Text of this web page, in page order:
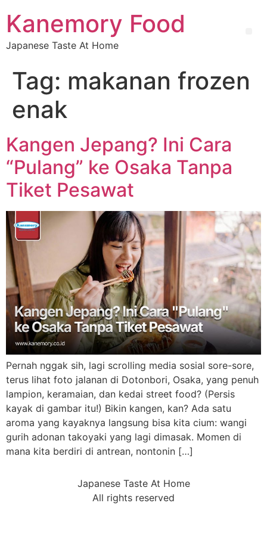
Kanemory Food
Japanese Taste At Home
Tag: makanan frozen
enak
Kangen Jepang? Ini Cara
“Pulang” ke Osaka Tanpa
Tiket Pesawat
Pernah nggak sih, lagi scrolling media sosial sore-sore,
terus lihat foto jalanan di Dotonbori, Osaka, yang penuh
lampion, keramaian, dan kedai street food? (Persis
kayak di gambar itu!) Bikin kangen, kan? Ada satu
aroma yang kayaknya langsung bisa kita cium: wangi
gurih adonan takoyaki yang lagi dimasak. Momen di
mana kita berdiri di antrean, nontonin […]
Japanese Taste At Home
All rights reserved